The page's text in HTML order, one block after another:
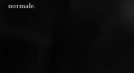
normale.